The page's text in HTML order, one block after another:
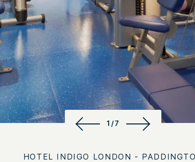
1/7
HOTEL INDIGO LONDON -